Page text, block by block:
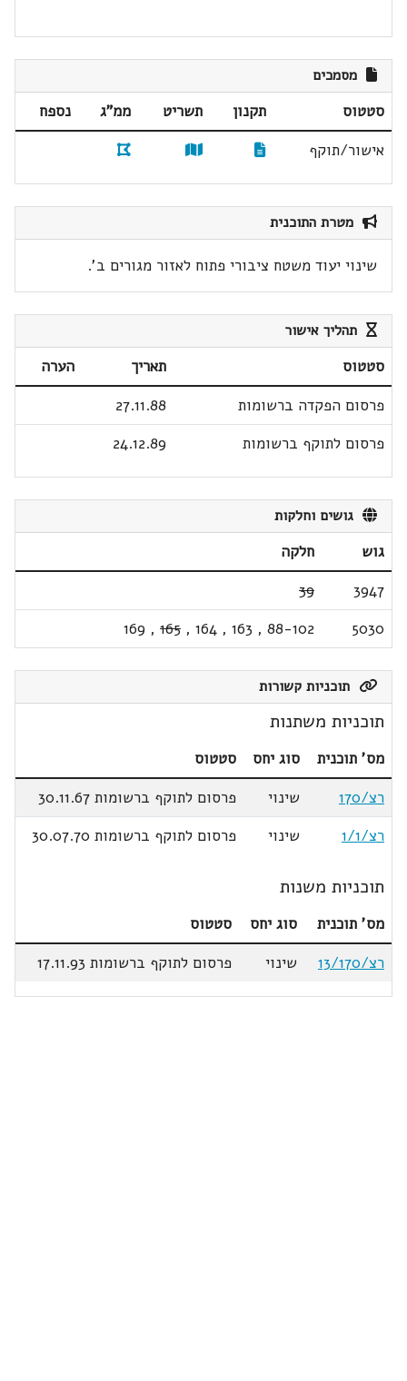
מסמכים
סטטוס תקנון תשריט ממ"ג
נספח
אישור/תוקף
מטרת התוכנית
שינוי יעוד משטח ציבורי פתוח לאזור מגורים ב'.
תהליך אישור
סטטוס תאריך
הערה
פרסום הפקדה ברשומות
27.11.88
פרסום לתוקף ברשומות
24.12.89
גושים וחלקות
גוש
חלקה
3947
39
5030
88-102
,
163
,
164
,
165
,
169
תוכניות קשורות
תוכניות משתנות
מס' תוכנית סוג יחס
סטטוס
רצ/170
שינוי
פרסום לתוקף ברשומות 30.11.67
רצ/1/1
שינוי פרסום לתוקף ברשומות 30.07.70
תוכניות משנות
מס' תוכנית סוג יחס
סטטוס
רצ/13/170
שינוי פרסום לתוקף ברשומות 17.11.93